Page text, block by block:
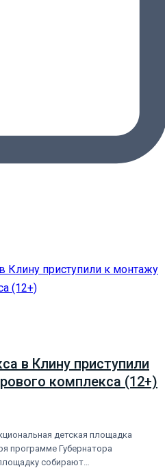
в Клину приступили
комплекса (12+)
детская площадка
программе Губернатора
собирают…